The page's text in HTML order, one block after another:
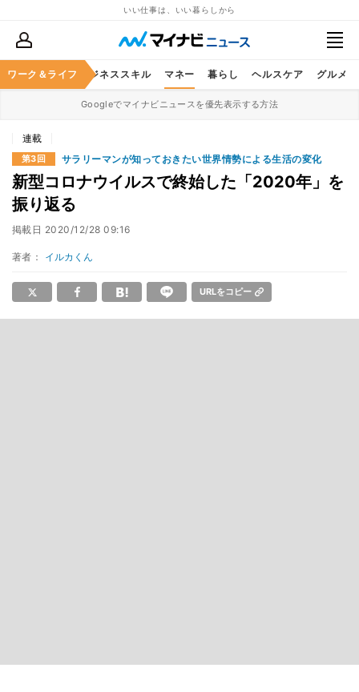
いい仕事は、いい暮らしから
ワーク＆ライフ
キャリア ビジネススキル マネー 暮らし ヘルスケア グルメ
Googleでマイナビニュースを優先表示する方法
連載
第3回 サラリーマンが知っておきたい世界情勢による生活の変化
新型コロナウイルスで終始した「2020年」を
振り返る
掲載日 2020/12/28 09:16
著者： イルカくん
URLをコピー